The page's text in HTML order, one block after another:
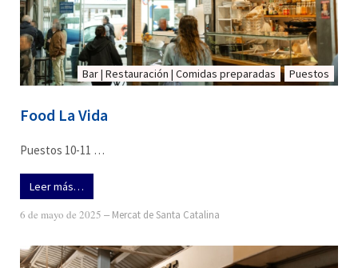
Bar | Restauración | Comidas preparadas Puestos
Food La Vida
Puestos 10-11 …
Leer más…
6 de mayo de 2025 ‒ Mercat de Santa Catalina